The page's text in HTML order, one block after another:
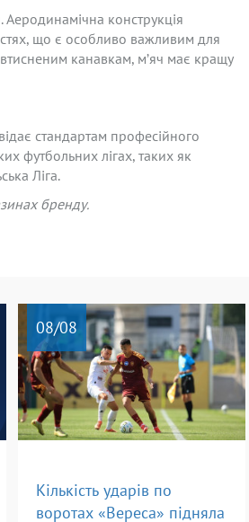
Аеродинамічна конструкція
що є особливо важливим для
втисненим канавкам, м’яч має кращу
стандартам професійного
футбольних лігах, таких як
Ліга.
бренду.
08/08
Кількість ударів по
воротах «Вереса» підняла